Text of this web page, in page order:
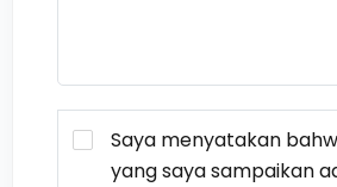
Saya menyatakan
yang saya sampaikan